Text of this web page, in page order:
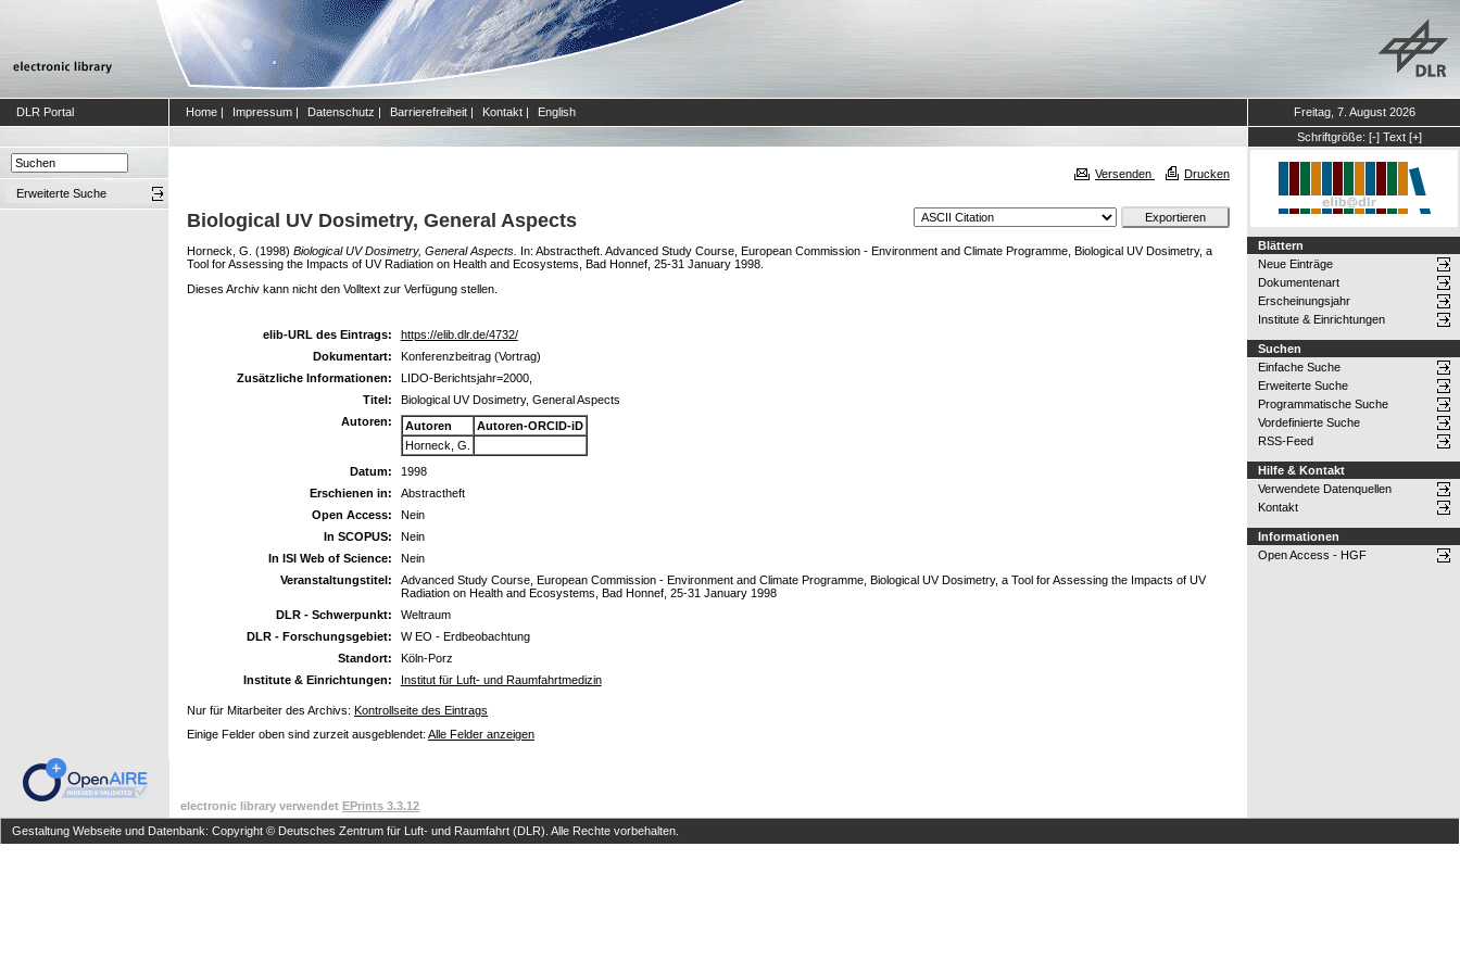
DLR Portal Home | Impressum | Datenschutz | Barrierefreiheit | Kontakt | English
Freitag, 7. August 2026
Schriftgröße: [-] Text [+]
Erweiterte Suche
Versenden Drucken
Biological UV Dosimetry, General Aspects
Horneck, G. (1998) Biological UV Dosimetry, General Aspects. In: Abstractheft. Advanced Study Course, European Commission - Environment and Climate Programme, Biological UV Dosimetry, a
Tool for Assessing the Impacts of UV Radiation on Health and Ecosystems, Bad Honnef, 25-31 January 1998.
Dieses Archiv kann nicht den Volltext zur Verfügung stellen.
elib-URL des Eintrags:
https://elib.dlr.de/4732/
Dokumentart:
Konferenzbeitrag (Vortrag)
Zusätzliche Informationen:
LIDO-Berichtsjahr=2000,
Titel:
Biological UV Dosimetry, General Aspects
Autoren:
Autoren
Autoren-ORCID-iD
Horneck, G.
Datum:
1998
Erschienen in:
Abstractheft
Open Access:
Nein
In SCOPUS:
Nein
In ISI Web of Science:
Nein
Veranstaltungstitel:
Advanced Study Course, European Commission - Environment and Climate Programme, Biological UV Dosimetry, a Tool for Assessing the Impacts of UV
Radiation on Health and Ecosystems, Bad Honnef, 25-31 January 1998
DLR - Schwerpunkt:
Weltraum
DLR - Forschungsgebiet:
W EO - Erdbeobachtung
Standort:
Köln-Porz
Institute & Einrichtungen:
Institut für Luft- und Raumfahrtmedizin
Nur für Mitarbeiter des Archivs: Kontrollseite des Eintrags
Einige Felder oben sind zurzeit ausgeblendet: Alle Felder anzeigen
Blättern
Neue Einträge
Dokumentenart
Erscheinungsjahr
Institute & Einrichtungen
Suchen
Einfache Suche
Erweiterte Suche
Programmatische Suche
Vordefinierte Suche
RSS-Feed
Hilfe & Kontakt
Verwendete Datenquellen
Kontakt
Informationen
Open Access - HGF
electronic library verwendet EPrints 3.3.12
Gestaltung Webseite und Datenbank: Copyright © Deutsches Zentrum für Luft- und Raumfahrt (DLR). Alle Rechte vorbehalten.